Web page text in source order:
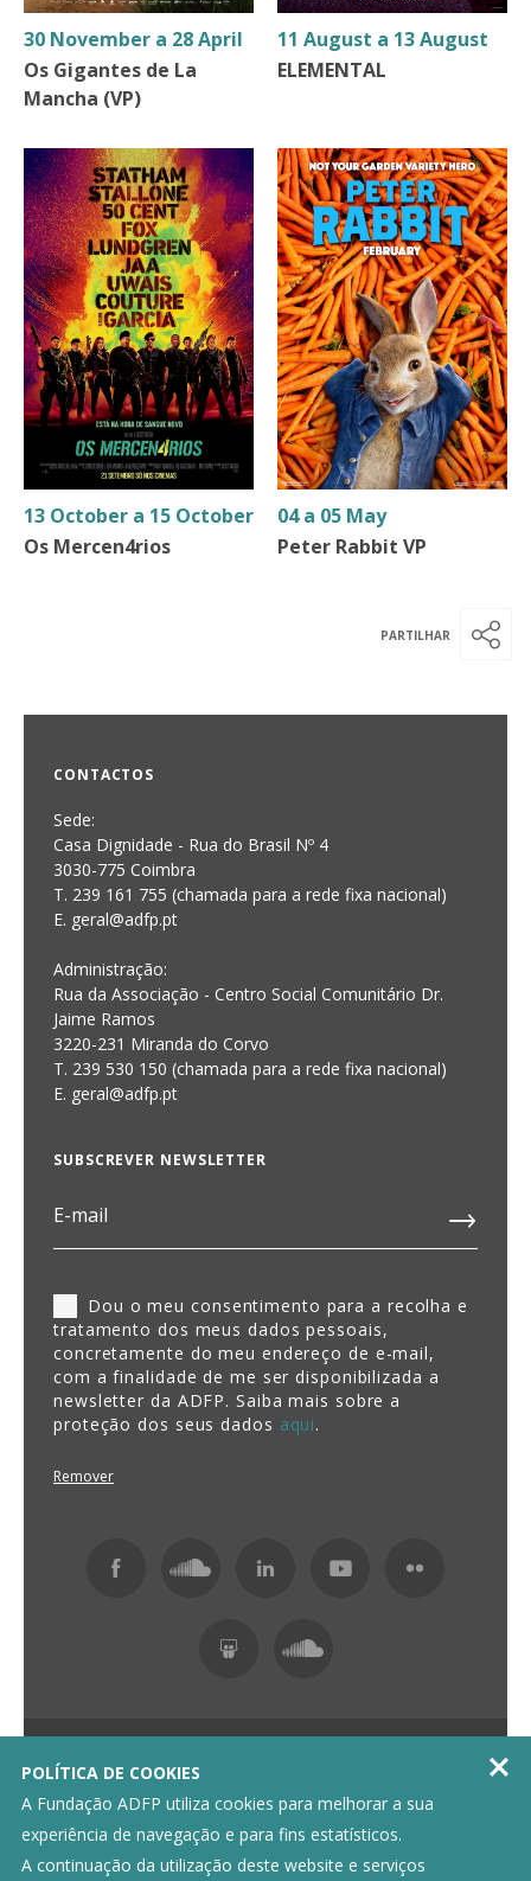
POLÍTICA DE COOKIES
A Fundação ADFP utiliza cookies para melhorar a sua
experiência de navegação e para fins estatísticos.
A continuação da utilização deste website e serviços

30 November a 28 April
Os Gigantes de La
Mancha (VP)
11 August a 13 August
ELEMENTAL
13 October a 15 October
Os Mercen4rios
04 a 05 May
Peter Rabbit VP
CONTACTOS
Sede:
Casa Dignidade - Rua do Brasil Nº 4
3030-775 Coimbra
T. 239 161 755 (chamada para a rede fixa nacional)
E. geral@adfp.pt
Administração:
Rua da Associação - Centro Social Comunitário Dr.
Jaime Ramos
3220-231 Miranda do Corvo
T. 239 530 150 (chamada para a rede fixa nacional)
E. geral@adfp.pt
SUBSCREVER NEWSLETTER
Dou o meu consentimento para a recolha e
tratamento dos meus dados pessoais,
concretamente do meu endereço de e-mail,
com a finalidade de me ser disponibilizada a
newsletter da ADFP. Saiba mais sobre a
proteção dos seus dados aqui.
Remover
Política de Privacidade